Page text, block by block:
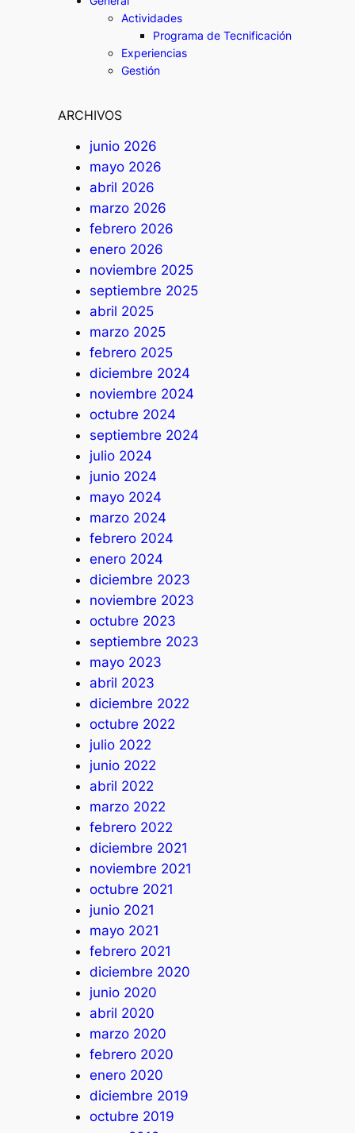
Actividades
Programa de Tecnificación
Experiencias
Gestión
ARCHIVOS
junio 2026
mayo 2026
abril 2026
marzo 2026
febrero 2026
enero 2026
noviembre 2025
septiembre 2025
abril 2025
marzo 2025
febrero 2025
diciembre 2024
noviembre 2024
octubre 2024
septiembre 2024
julio 2024
junio 2024
mayo 2024
marzo 2024
febrero 2024
enero 2024
diciembre 2023
noviembre 2023
octubre 2023
septiembre 2023
mayo 2023
abril 2023
diciembre 2022
octubre 2022
julio 2022
junio 2022
abril 2022
marzo 2022
febrero 2022
diciembre 2021
noviembre 2021
octubre 2021
junio 2021
mayo 2021
febrero 2021
diciembre 2020
junio 2020
abril 2020
marzo 2020
febrero 2020
enero 2020
diciembre 2019
octubre 2019